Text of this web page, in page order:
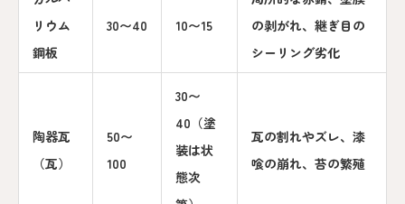
リウム
鋼板
30〜40 10〜15
の剥がれ、継ぎ目の
シーリング劣化
陶器瓦
（瓦）
50〜
100
30〜
40（塗
装は状
態次
瓦の割れやズレ、漆
喰の崩れ、苔の繁殖